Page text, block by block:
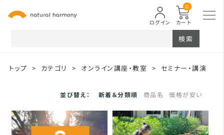
カート
0
ログイン
検索
トップ > カテゴリ > オンライン講座・教室 > セミナー・講演
並び替え： 新着＆分類順 商品名 価格が安い